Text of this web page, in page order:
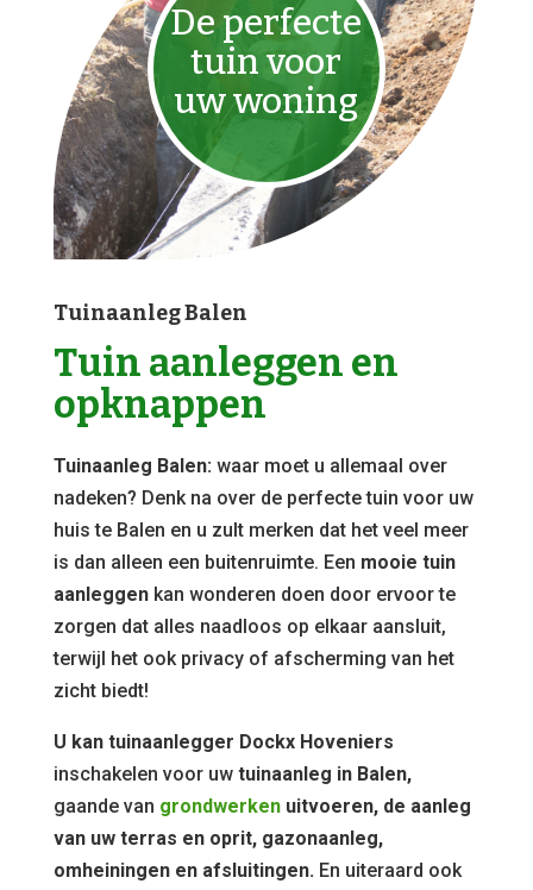
De perfecte
tuin voor
uw woning
Tuinaanleg Balen
Tuin aanleggen en
opknappen
Tuinaanleg Balen:waar moet u allemaal over
nadeken? Denk na over de perfecte tuin voor uw
huis te Balen en u zult merken dat het veel meer
is dan alleen een buitenruimte. Een mooie tuin
aanleggenkan wonderen doen door ervoor te
zorgen dat alles naadloos op elkaar aansluit,
terwijl het ook privacy of afscherming van het
zicht biedt!
U kan tuinaanlegger Dockx Hoveniers
inschakelen voor uwtuinaanleg in Balen,
gaande van grondwerkenuitvoeren, de aanleg
van uw terras en oprit, gazonaanleg,
omheiningen en afsluitingen. En uiteraard ook